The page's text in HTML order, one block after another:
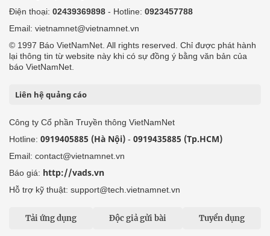
Điện thoại: 02439369898 - Hotline: 0923457788
Email: vietnamnet@vietnamnet.vn
© 1997 Báo VietNamNet. All rights reserved. Chỉ được phát hành
lại thông tin từ website này khi có sự đồng ý bằng văn bản của
báo VietNamNet.
Liên hệ quảng cáo
Công ty Cổ phần Truyền thông VietNamNet
Hotline: 0919405885 (Hà Nội) - 0919435885 (Tp.HCM)
Email: contact@vietnamnet.vn
Báo giá: http://vads.vn
Hỗ trợ kỹ thuật: support@tech.vietnamnet.vn
Tải ứng dụng Độc giả gửi bài Tuyển dụng